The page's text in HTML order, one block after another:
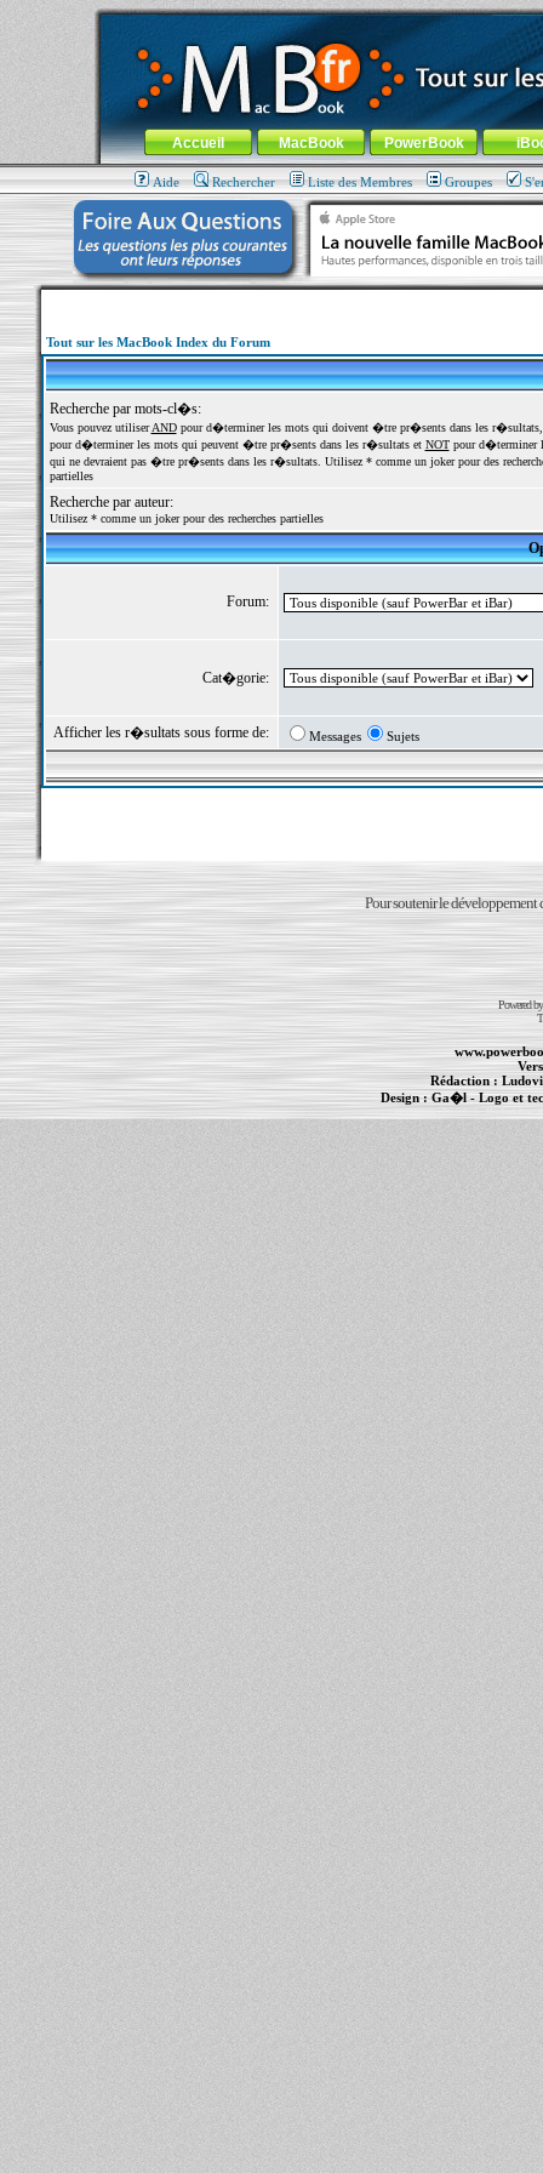
MacBook-fr.com : 100% Apple... 100% nomade !
Aller au contenu-Aller au menu général-Aller au menu de
Menu général
Accueil MacBook PowerBook
Aide Rechercher Liste des Membres Groupes
Tout sur les MacBook Index du Forum
Recherche par mots-cl�s:
Vous pouvez utiliserANDpour d�terminer les mots qui doivent �tre pr�sents dans les
pour d�terminer les mots qui peuvent �tre pr�sents dans les r�sultats et NOTpour d�terminer
qui ne devraient pas �tre pr�sents dans les r�sultats. Utilisez * comme un joker pour des
partielles
Recherche par auteur:
Utilisez * comme un joker pour des recherches partielles
Forum:
Cat�gorie:
Afficher les r�sultats sous forme de: Messages Sujets
Pour soutenir le développement
Powered
Rédaction :
Design : Ga�l- Logo et